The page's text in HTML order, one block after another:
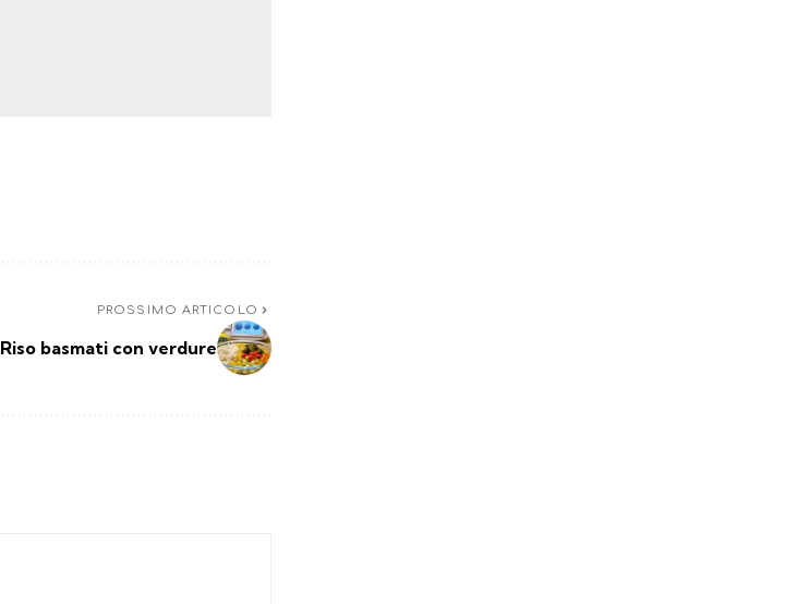
PROSSIMO ARTICOLO
Riso basmati con verdure